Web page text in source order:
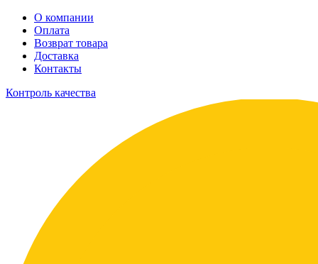
О компании
Оплата
Возврат товара
Доставка
Контакты
Контроль качества